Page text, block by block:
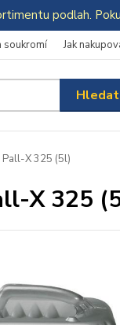
podlah.
soukromí Jak
Hledat
Pall-X 325 (5l)
X 325